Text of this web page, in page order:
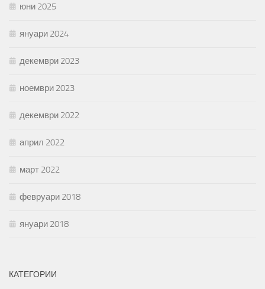
юни 2025
януари 2024
декември 2023
ноември 2023
декември 2022
април 2022
март 2022
февруари 2018
януари 2018
КАТЕГОРИИ